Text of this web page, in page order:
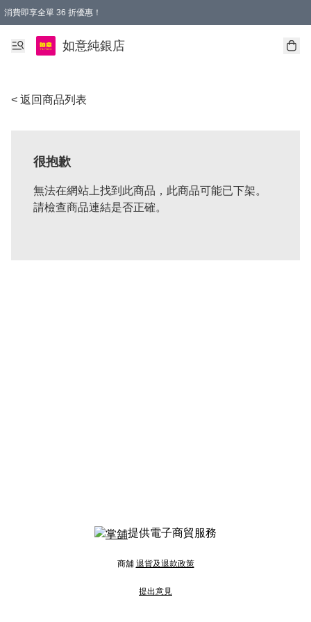
消費即享全單 36 折優惠！
購物满$50，全國包郵。Free shopping on orders over $50.
如意純銀店
< 返回商品列表
很抱歉
無法在網站上找到此商品，此商品可能已下架。
請檢查商品連結是否正確。
提供電子商貿服務
商舖 退貨及退款政策
提出意見